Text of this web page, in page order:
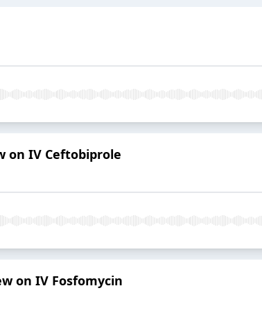
on IV Ceftobiprole
on IV Fosfomycin